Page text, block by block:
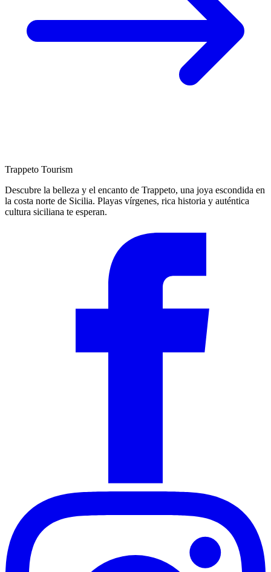
Trappeto Tourism
Descubre la belleza y el encanto de Trappeto, una joya escondida en
la costa norte de Sicilia. Playas vírgenes, rica historia y auténtica
cultura siciliana te esperan.